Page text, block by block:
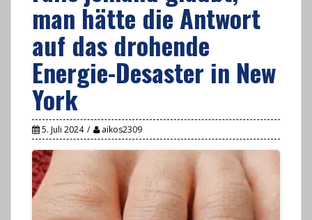
man hätte die Antwort
auf das drohende
Energie-Desaster in New
York
5. Juli 2024 aikos2309